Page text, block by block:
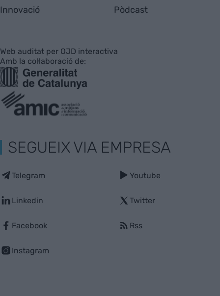
Innovació Pòdcast
Web auditat per OJD interactiva
Amb la col·laboració de:
SEGUEIX VIA EMPRESA
Telegram
Linkedin
Facebook
Instagram
Youtube
Twitter
Rss